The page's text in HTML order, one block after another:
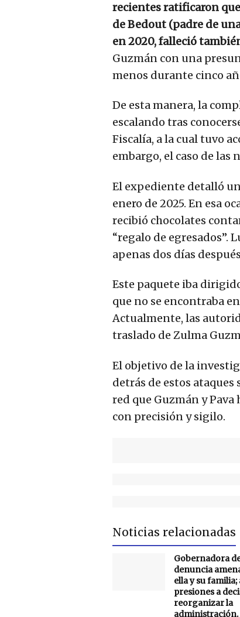
recientes ratificaron
de Bedout (padre de
en 2020, falleció
Guzmán con una
menos durante cinco
De esta manera, la
escalando tras
Fiscalía, a la cual tuvo
embargo, el caso de las
El expediente detalló
enero de 2025. En esa
recibió chocolates
“regalo de egresados”.
apenas dos días
Este paquete iba
que no se encontraba
Actualmente, las
traslado de Zulma
El objetivo de la
detrás de estos ataques
red que Guzmán y
con precisión y sigilo.
Noticias relacionadas
Gobernadora
denuncia
ella y su
presiones a
reorganizar la
administración.